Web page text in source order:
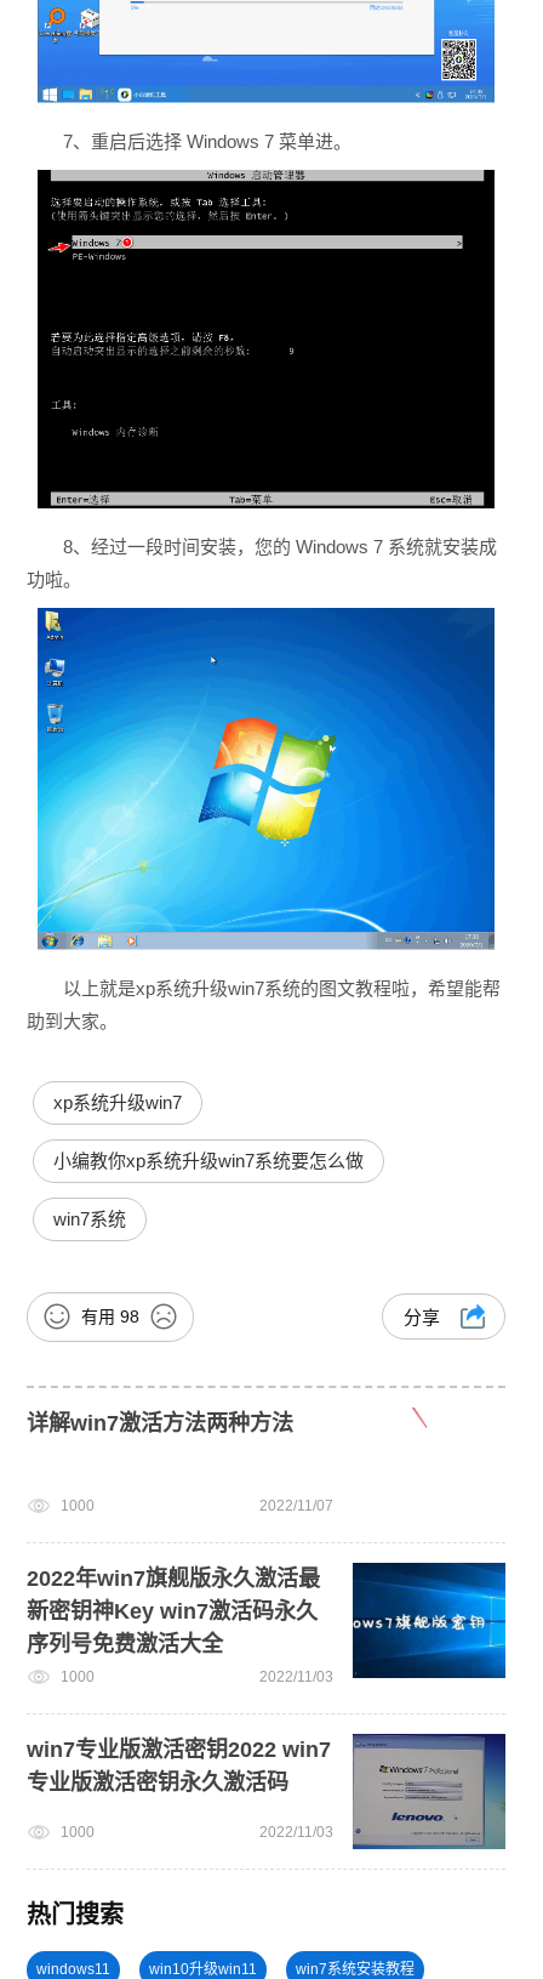
7、重启后选择 Windows 7 菜单进。
8、经过一段时间安装，您的 Windows 7 系统就安装成
功啦。
以上就是xp系统升级win7系统的图文教程啦，希望能帮
助到大家。
xp系统升级win7
小编教你xp系统升级win7系统要怎么做
win7系统
有用 98 分享
详解win7激活方法两种方法
1000 2022/11/07
2022年win7旗舰版永久激活最
新密钥神Key win7激活码永久
序列号免费激活大全
1000 2022/11/03
win7专业版激活密钥2022 win7
专业版激活密钥永久激活码
1000 2022/11/03
热门搜索
windows11 win10升级win11 win7系统安装教程